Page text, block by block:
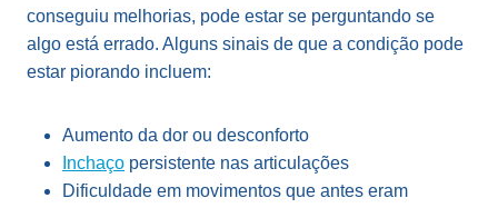
conseguiu melhorias, pode estar se perguntando se
algo está errado. Alguns sinais de que a condição pode
estar piorando incluem:
Aumento da dor ou desconforto
Inchaço persistente nas articulações
Dificuldade em movimentos que antes eram